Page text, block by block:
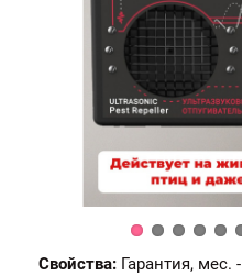
Свойства: Гарантия, мес. -